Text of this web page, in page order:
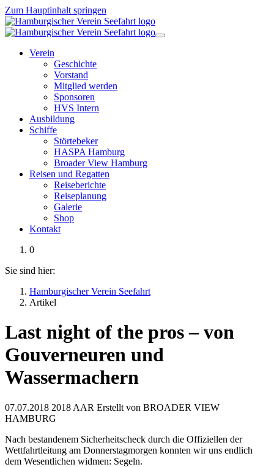
Zum Hauptinhalt springen
Verein
Geschichte
Vorstand
Mitglied werden
Sponsoren
HVS Intern
Ausbildung
Schiffe
Störtebeker
HASPA Hamburg
Broader View Hamburg
Reisen und Regatten
Reiseberichte
Reiseplanung
Galerie
Shop
Kontakt
0
Sie sind hier:
Hamburgischer Verein Seefahrt
Artikel
Last night of the pros – von
Gouverneuren und
Wassermachern
07.07.2018 2018 AAR Erstellt von BROADER VIEW
HAMBURG
Nach bestandenem Sicherheitscheck durch die Offiziellen der
Wettfahrtleitung am Donnerstagmorgen konnten wir uns endlich
dem Wesentlichen widmen: Segeln.